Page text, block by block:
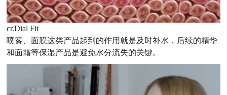
cr.Dial Fit
喷雾、面膜这类产品起到的作用就是及时补水，后续的精华
和面霜等保湿产品是避免水分流失的关键。